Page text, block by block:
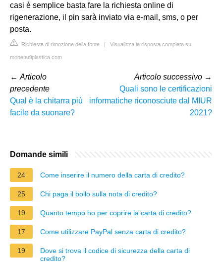
casi è semplice basta fare la richiesta online di
rigenerazione, il pin sarà inviato via e-mail, sms, o per
posta.
Richiesta di rimozione della fonte | Visualizza la risposta completa su
monetadiplastica.com
← Articolo
precedente
Qual è la chitarra più
facile da suonare?
Articolo successivo →
Quali sono le certificazioni
informatiche riconosciute dal MIUR
2021?
Domande simili
24 Come inserire il numero della carta di credito?
25 Chi paga il bollo sulla nota di credito?
19 Quanto tempo ho per coprire la carta di credito?
17 Come utilizzare PayPal senza carta di credito?
19
Dove si trova il codice di sicurezza della carta di
credito?